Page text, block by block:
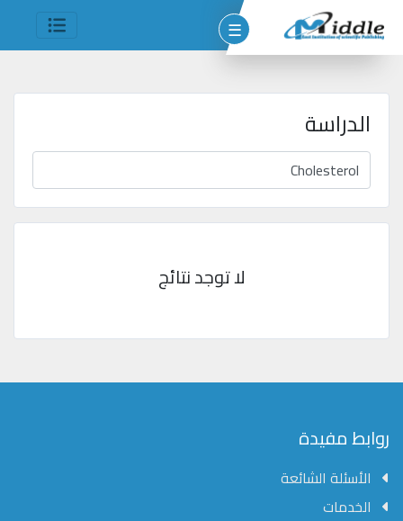
الحقوق
2026
Mejsp.com
☰
الدراسة
لا توجد نتائج
روابط مفيدة
الأسئلة الشائعة
الخدمات